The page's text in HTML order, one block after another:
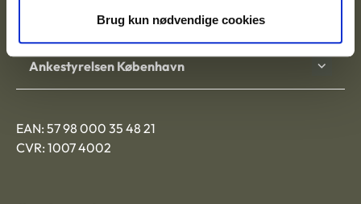
Brug kun nødvendige cookies
Ankestyrelsen Aalborg
Ankestyrelsen København
EAN: 57 98 000 35 48 21
CVR: 1007 4002